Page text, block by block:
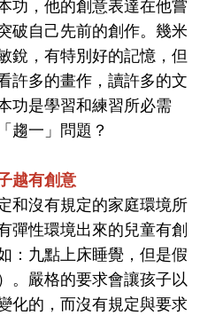
功，他的創意表達在他嘗
破自己先前的創作。幾米
銳，有特別好的記憶，但
許多的畫作，讀許多的文
功是學習和練習所必需
趨一」問題？
越有創意
和沒有規定的家庭環境所
彈性環境出來的兒童有創
：九點上床睡覺，但是假
。嚴格的要求會讓孩子以
化的，而沒有規定與要求